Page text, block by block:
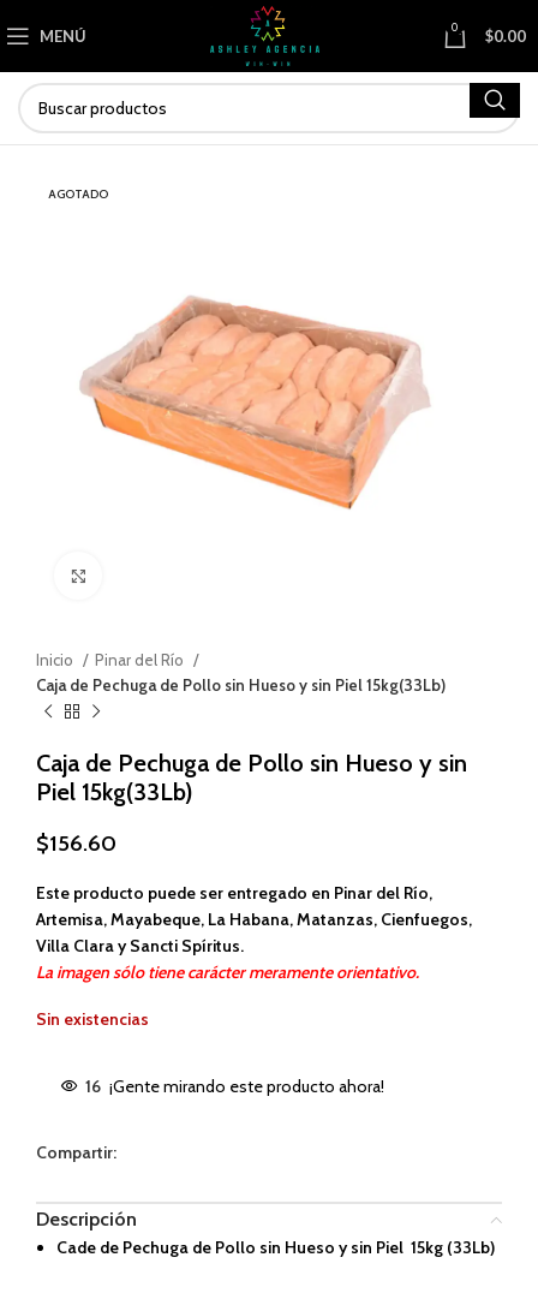
MENÚ 0 $0.00
AGOTADO
Inicio
Pinar del Río
Caja de Pechuga de Pollo sin Hueso y sin Piel 15kg(33Lb)
Caja de Pechuga de Pollo sin Hueso y sin
Piel 15kg(33Lb)
$156.60
Este producto puede ser entregado en Pinar del Río,
Artemisa, Mayabeque, La Habana, Matanzas, Cienfuegos,
Villa Clara y Sancti Spíritus.
La imagen sólo tiene carácter meramente orientativo.
Sin existencias
16 ¡Gente mirando este producto ahora!
Compartir:
Descripción
Cade de Pechuga de Pollo sin Hueso y sin Piel 15kg (33Lb)